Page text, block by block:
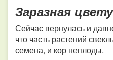
Заразная
Сейчас вернулась и
что часть растений
семена, и кор неплоды.